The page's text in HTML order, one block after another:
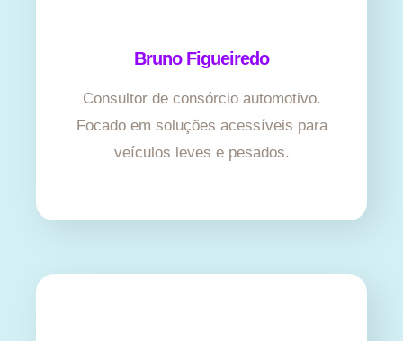
Bruno Figueiredo
Consultor de consórcio automotivo.
Focado em soluções acessíveis para
veículos leves e pesados.